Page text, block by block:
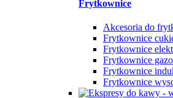
Frytkownice
Akcesoria do
Frytkownice
Frytkownice
Frytkownice
Frytkownice
Frytkownice